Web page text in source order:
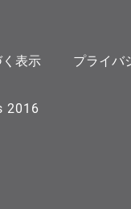
表示 プライバ
2016